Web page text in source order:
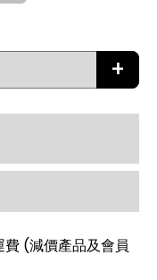
+
(減價產品及會員